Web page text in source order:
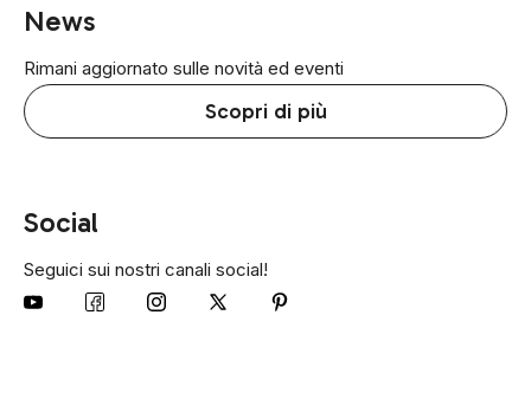
News
Rimani aggiornato sulle novità ed eventi
Scopri di più
Social
Seguici sui nostri canali social!